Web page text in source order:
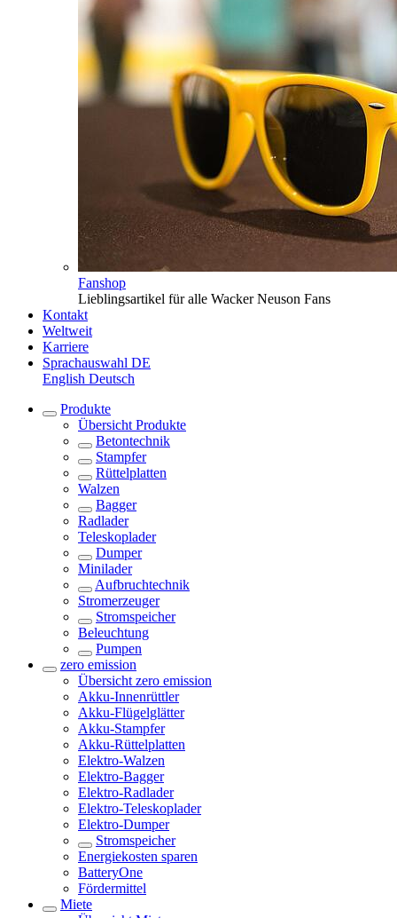
Fanshop
Lieblingsartikel für alle Wacker Neuson Fans
Kontakt
Weltweit
Karriere
Sprachauswahl DE
English Deutsch
Produkte
Übersicht Produkte
Betontechnik
Stampfer
Rüttelplatten
Walzen
Bagger
Radlader
Teleskoplader
Dumper
Minilader
Aufbruchtechnik
Stromerzeuger
Stromspeicher
Beleuchtung
Pumpen
zero emission
Übersicht zero emission
Akku-Innenrüttler
Akku-Flügelglätter
Akku-Stampfer
Akku-Rüttelplatten
Elektro-Walzen
Elektro-Bagger
Elektro-Radlader
Elektro-Teleskoplader
Elektro-Dumper
Stromspeicher
Energiekosten sparen
BatteryOne
Fördermittel
Miete